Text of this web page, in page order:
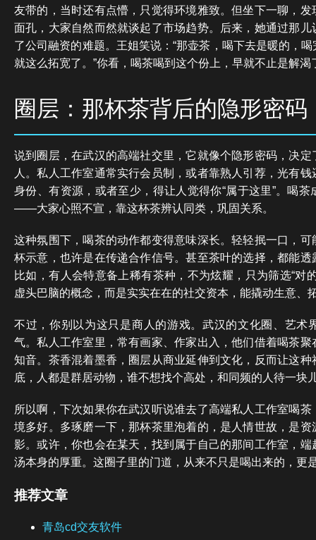
友带的，当时还有点懵，只觉得环境雅致。但坐下一聊，
面孔，大家自然而然就谈起了市场趋势。后来，她通过那
了公司融资的难题。王姐笑说：“那壶茶，喝下去是暖的，
就这么拓宽了。”你看，喝茶喝到这个份上，早就不止是解渴
圈层：那杯茶背后的隐形密码
说到圈层，在武汉的高端社交里，它就像个隐形密码，决
人。私人工作室通常实行会员制，或者靠熟人引荐，光有
身份、有资源，或者至少，得让人觉得你“属于这里”。喝
——大家心照不宣，靠这杯茶辨认同类，巩固关系。
这种氛围下，喝茶的动作都变得意味深长。轻轻抿一口，
杯示意，也许是在传递合作信号。甚至茶叶的选择，都能
比如，有人会特意备上稀有茶种，不为炫耀，只为筛选“对
虚头巴脑的概念，而是实实在在的社交资本，能撬动生意、
不过，你别以为这只是商人的游戏。武汉的文化圈、艺术
气。私人工作室里，常有画家、作家出入，他们借着喝茶
知音。茶香混着墨香，圈层从商业延伸到文化，反而让这
底，人都是群居动物，谁不想找个高处，和同频的人待一块
所以啊，下次如果你在武汉听说谁去了高端私人工作室喝
境多好。多琢磨一下，那杯茶里泡着的，是人情世故，是
影。或许，你也会在某天，找到属于自己的那间工作室，
汤本身的厚重。这圈子里的门道，从来不只是喝出来的，更
推荐文章
青岛cd交友软件